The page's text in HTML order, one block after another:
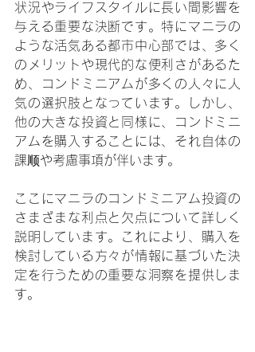
状況やライフスタイルに長い間影響を
与える重要な決断です。特にマニラの
ような活気ある都市中心部では、多く
のメリットや現代的な便利さがあるた
め、コンドミニアムが多くの人々に人
気の選択肢となっています。しかし、
他の大きな投資と同様に、コンドミニ
アムを購入することには、それ自体の
課顺や考慮事項が伴います。
ここにマニラのコンドミニアム投資の
さまざまな利点と欠点について詳しく
説明しています。これにより、購入を
検討している方々が情報に基づいた決
定を行うための重要な洞察を提供しま
す。